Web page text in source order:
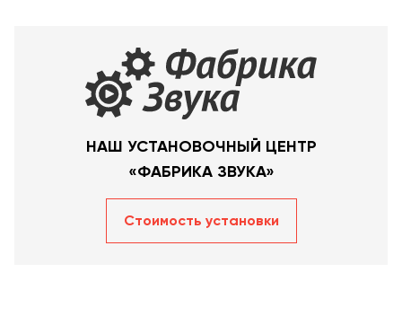
НАШ УСТАНОВОЧНЫЙ ЦЕНТР
«ФАБРИКА ЗВУКА»
Стоимость уcтановки